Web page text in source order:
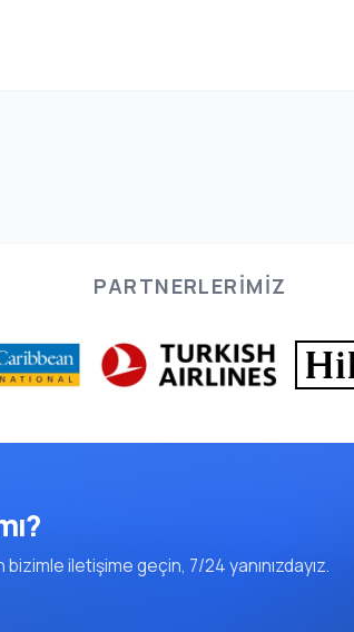
PARTNERLERIMIZ
iletişime geçin, 7/24 yanınızdayız.